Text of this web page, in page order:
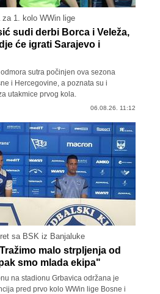
1. kolo WWin lige
sudi derbi Borca i Veleža,
će igrati Sarajevo i
sutra počinjen ova sezona
i Hercegovine, a poznata su i
utakmice prvog kola.
06.08.26. 11:12
sa BSK iz Banjaluke
malo strpljenja od
smo mlada ekipa"
na stadionu Grbavica održana je
pred prvo kolo WWin lige Bosne i